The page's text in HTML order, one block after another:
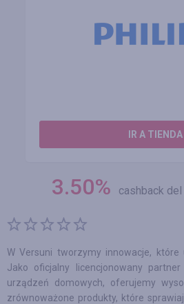
IR A TIENDA
3.50% cashback
W Versuni tworzymy innowacje, które
Jako oficjalny licencjonowany
urządzeń domowych, oferujemy
zrównoważone produkty, które